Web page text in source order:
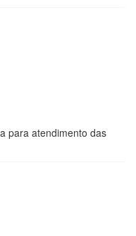
para atendimento das